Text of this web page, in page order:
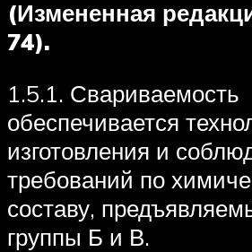
(Измененная
74).
1.5.1. Свариваемость
обеспечивается
изготовления и
требований по
составу,
группы Б и В.